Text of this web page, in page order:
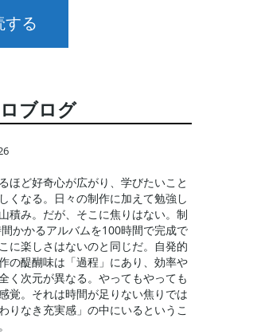
ブログ
ほど好奇心が広がり、学びたいこと
くなる。日々の制作に加えて勉強し
積み。だが、そこに焦りはない。制
かかるアルバムを100時間で完成で
に楽しさはないのと同じだ。自発的
の醍醐味は「過程」にあり、効率や
く次元が異なる。やってもやっても
覚。それは時間が足りない焦りでは
りなき充実感」の中にいるというこ